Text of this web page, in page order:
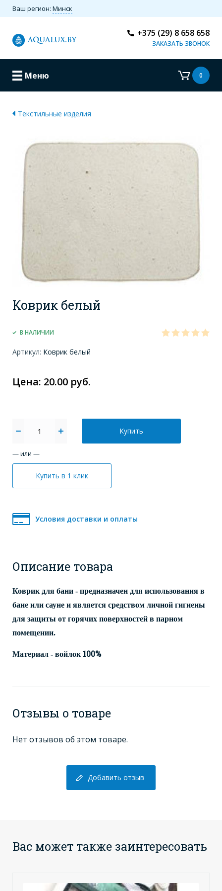
Ваш регион: Минск
+375 (29) 8 658 658
ЗАКАЗАТЬ ЗВОНОК
Меню 0
Текстильные изделия
Коврик белый
В НАЛИЧИИ
Артикул: Коврик белый
Цена: 20.00 руб.
Купить
— или —
Купить в 1 клик
Условия доставки и оплаты
Описание товара
Коврик для бани - предназначен для использования в
бане или сауне и является средством личной гигиены
для защиты от горячих поверхностей в парном
помещении.
Материал - войлок 100%
Отзывы о товаре
Нет отзывов об этом товаре.
Добавить отзыв
Вас может также заинтересовать